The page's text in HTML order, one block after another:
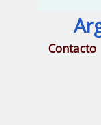
Contacto